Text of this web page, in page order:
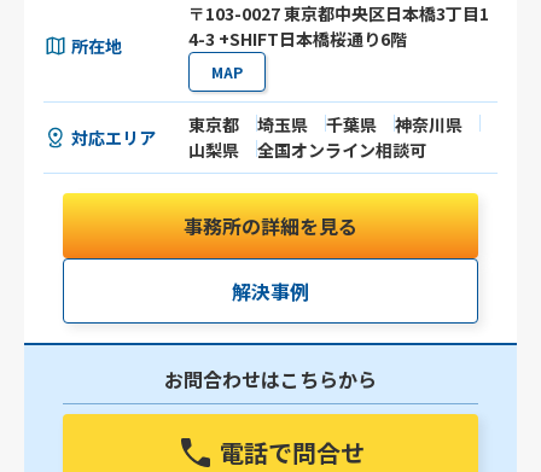
所在地
〒103-0027 東京都中央区日本橋3丁目1
4-3 +SHIFT日本橋桜通り6階
MAP
対応エリア
東京都 埼玉県 千葉県
神奈川県
山梨県
全国オンライン相談可
事務所の詳細を見る
解決事例
お問合わせはこちらから
電話で問合せ